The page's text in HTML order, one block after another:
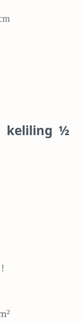
keliling ½